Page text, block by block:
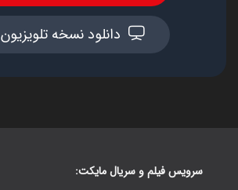
دانلود نسخه تلویزیون TV
سرویس فیلم و سریال مایکت: